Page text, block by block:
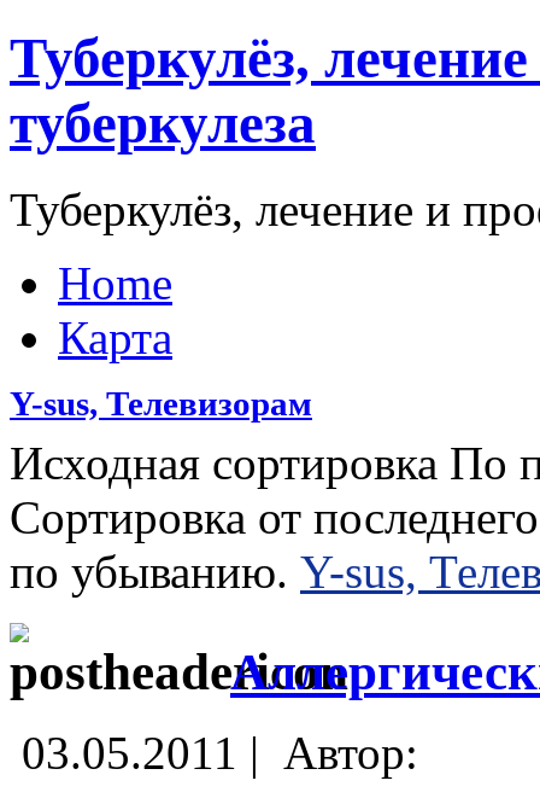
Туберкулёз,
туберкулеза
Туберкулёз, лечение и
Home
Карта
Y-sus, Телевизорам
Исходная сортировка По
Сортировка от
по убыванию. Y-sus,
03.05.2011 | Автор: